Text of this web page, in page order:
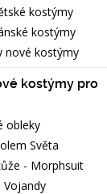
kostýmy
kostýmy
nové kostýmy
kostýmy pro
obleky
Světa
- Morphsuit
Vojandy